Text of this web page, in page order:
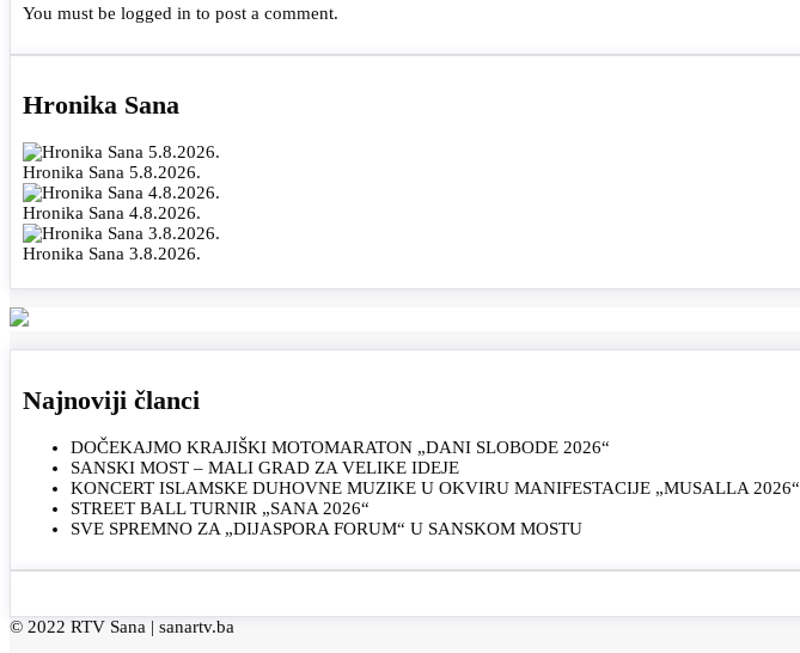
You must be logged in to post a comment.
Hronika Sana
Hronika Sana 5.8.2026.
Hronika Sana 4.8.2026.
Hronika Sana 3.8.2026.
Najnoviji članci
DOČEKAJMO KRAJIŠKI MOTOMARATON „DANI SLOBODE 2026“
SANSKI MOST – MALI GRAD ZA VELIKE IDEJE
KONCERT ISLAMSKE DUHOVNE MUZIKE U OKVIRU MANIFESTACIJE „MUSALLA 2026“
STREET BALL TURNIR „SANA 2026“
SVE SPREMNO ZA „DIJASPORA FORUM“ U SANSKOM MOSTU
© 2022 RTV Sana | sanartv.ba